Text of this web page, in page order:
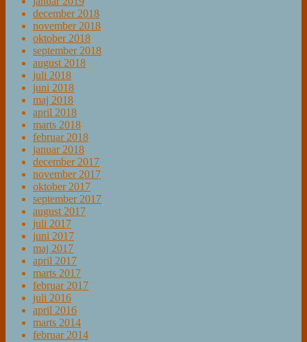
december 2018
november 2018
oktober 2018
september 2018
august 2018
juli 2018
juni 2018
maj 2018
april 2018
marts 2018
februar 2018
januar 2018
december 2017
november 2017
oktober 2017
september 2017
august 2017
juli 2017
juni 2017
maj 2017
april 2017
marts 2017
februar 2017
juli 2016
april 2016
marts 2014
februar 2014